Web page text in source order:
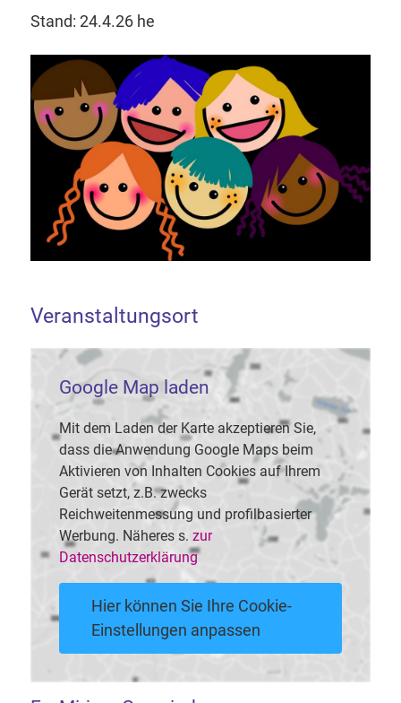
Stand: 24.4.26 he
Veranstaltungsort
Google Map laden
Mit dem Laden der Karte akzeptieren Sie,
dass die Anwendung Google Maps beim
Aktivieren von Inhalten Cookies auf Ihrem
Gerät setzt, z.B. zwecks
Reichweitenmessung und profilbasierter
Werbung. Näheres s. zur
Datenschutzerklärung
Hier können Sie Ihre Cookie-
Einstellungen anpassen